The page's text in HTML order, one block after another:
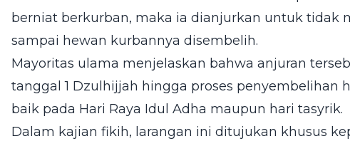
berniat berkurban, maka ia dianjurkan untuk tidak
sampai hewan kurbannya disembelih.
Mayoritas ulama menjelaskan bahwa anjuran
tanggal 1 Dzulhijjah hingga proses penyembelihan
baik pada Hari Raya Idul Adha maupun hari tasyrik.
Dalam kajian fikih, larangan ini ditujukan khusus